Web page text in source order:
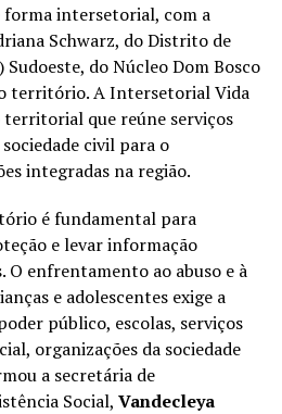
intersetorial, com a
Schwarz, do Distrito de
Sudoeste, do Núcleo Dom Bosco
território. A Intersetorial Vida
que reúne serviços
civil para o
integradas na região.
é fundamental para
e levar informação
enfrentamento ao abuso e à
e adolescentes exige a
público, escolas, serviços
organizações da sociedade
a secretária de
Social, Vandecleya